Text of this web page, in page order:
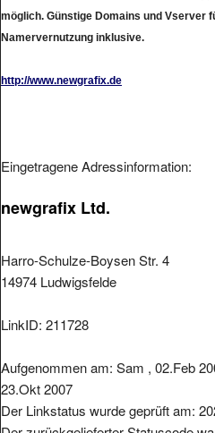
möglich. Günstige Domains und Vserver
Namervernutzung inklusive.
http://www.newgrafix.de
Eingetragene Adressinformation:
newgrafix Ltd.
Harro-Schulze-Boysen Str. 4
14974 Ludwigsfelde
LinkID: 211728
Aufgenommen am: Sam , 02.Feb
23.Okt 2007
Der Linkstatus wurde geprüft am: